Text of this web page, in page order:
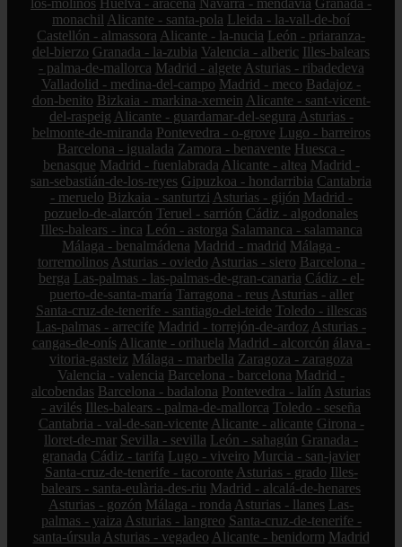
monachil Alicante - santa-pola Lleida - la-vall-de-boí
Castellón - almassora Alicante - la-nucia León - priaranza-
del-bierzo Granada - la-zubia Valencia - alberic Illes-balears
- palma-de-mallorca Madrid - algete Asturias - ribadedeva
Valladolid - medina-del-campo Madrid - meco Badajoz -
don-benito Bizkaia - markina-xemein Alicante - sant-vicent-
del-raspeig Alicante - guardamar-del-segura Asturias -
belmonte-de-miranda Pontevedra - o-grove Lugo - barreiros
Barcelona - igualada Zamora - benavente Huesca -
benasque Madrid - fuenlabrada Alicante - altea Madrid -
san-sebastián-de-los-reyes Gipuzkoa - hondarribia Cantabria
- meruelo Bizkaia - santurtzi Asturias - gijón Madrid -
pozuelo-de-alarcón Teruel - sarrión Cádiz - algodonales
Illes-balears - inca León - astorga Salamanca - salamanca
Málaga - benalmádena Madrid - madrid Málaga -
torremolinos Asturias - oviedo Asturias - siero Barcelona -
berga Las-palmas - las-palmas-de-gran-canaria Cádiz - el-
puerto-de-santa-maría Tarragona - reus Asturias - aller
Santa-cruz-de-tenerife - santiago-del-teide Toledo - illescas
Las-palmas - arrecife Madrid - torrejón-de-ardoz Asturias -
cangas-de-onís Alicante - orihuela Madrid - alcorcón álava -
vitoria-gasteiz Málaga - marbella Zaragoza - zaragoza
Valencia - valencia Barcelona - barcelona Madrid -
alcobendas Barcelona - badalona Pontevedra - lalín Asturias
- avilés Illes-balears - palma-de-mallorca Toledo - seseña
Cantabria - val-de-san-vicente Alicante - alicante Girona -
lloret-de-mar Sevilla - sevilla León - sahagún Granada -
granada Cádiz - tarifa Lugo - viveiro Murcia - san-javier
Santa-cruz-de-tenerife - tacoronte Asturias - grado Illes-
balears - santa-eulària-des-riu Madrid - alcalá-de-henares
Asturias - gozón Málaga - ronda Asturias - llanes Las-
palmas - yaiza Asturias - langreo Santa-cruz-de-tenerife -
santa-úrsula Asturias - vegadeo Alicante - benidorm Madrid